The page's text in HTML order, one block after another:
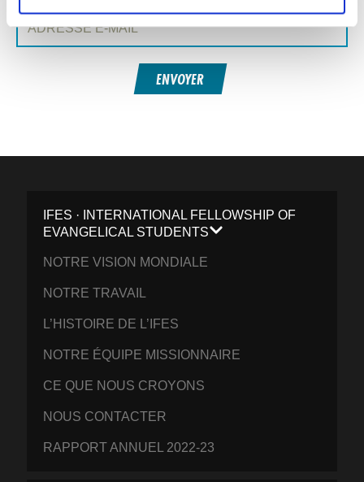
Adresse e-mail:
ENVOYER
IFES · INTERNATIONAL FELLOWSHIP OF
EVANGELICAL STUDENTS
NOTRE VISION MONDIALE
NOTRE TRAVAIL
L’HISTOIRE DE L’IFES
NOTRE ÉQUIPE MISSIONNAIRE
CE QUE NOUS CROYONS
NOUS CONTACTER
RAPPORT ANNUEL 2022-23